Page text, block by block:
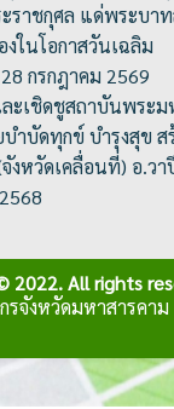
ราชกุศล แด่พระบาท
ในโอกาสวันเฉลิม
กรกฎาคม 2569
ะเชิดชูสถาบันพระม
ำบัดทุกข์ บำรุงสุข ส
งหวัดเคลื่อนที่) อ.ว
2022. All rights
รจังหวัดมหาสารคาม